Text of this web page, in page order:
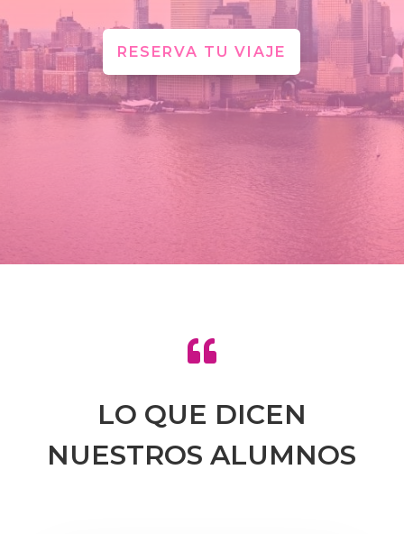
RESERVA TU VIAJE

LO QUE DICEN
NUESTROS ALUMNOS